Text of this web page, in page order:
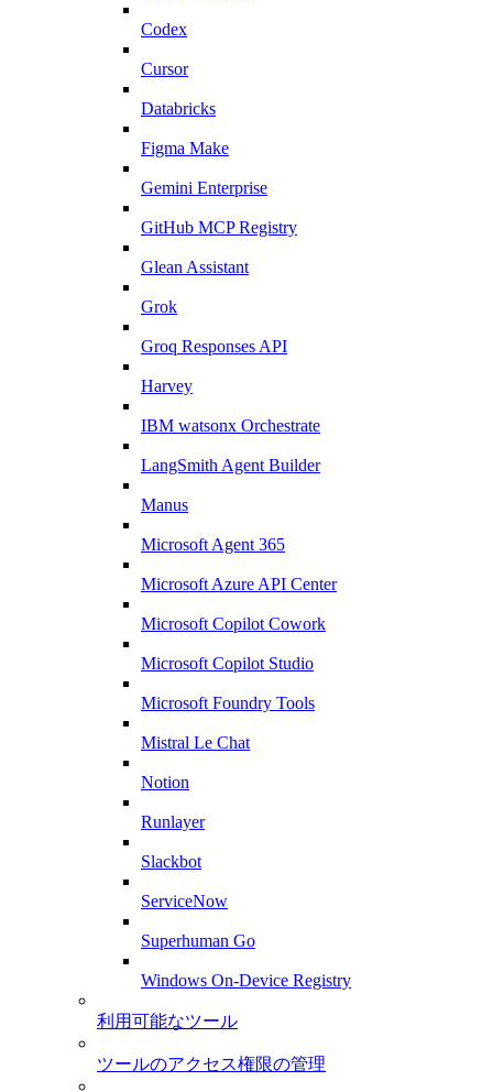
Codex
Cursor
Databricks
Figma Make
Gemini Enterprise
GitHub MCP Registry
Glean Assistant
Grok
Groq Responses API
Harvey
IBM watsonx Orchestrate
LangSmith Agent Builder
Manus
Microsoft Agent 365
Microsoft Azure API Center
Microsoft Copilot Cowork
Microsoft Copilot Studio
Microsoft Foundry Tools
Mistral Le Chat
Notion
Runlayer
Slackbot
ServiceNow
Superhuman Go
Windows On-Device Registry
利用可能なツール
ツールのアクセス権限の管理